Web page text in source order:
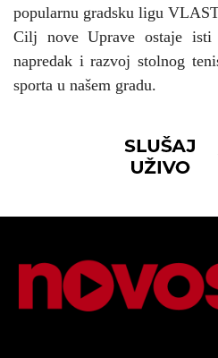
popularnu gradsku ligu
Cilj nove Uprave ostaje
napredak i razvoj stolnog
sporta u našem gradu.